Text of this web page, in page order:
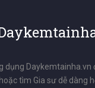
dụng Daykemtainha.vn
tìm Gia sư dễ dàng